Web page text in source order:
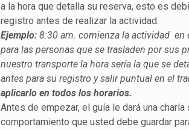
a la hora que detalla su reserva, esto es
registro antes de realizar la actividad.
Ejemplo: 8:30 am. comienza la actividad en
para las personas que se trasladen por sus
nuestro transporte la hora sería la que se
antes para su registro y salir puntual en el
aplicarlo en todos los horarios.
Antes de empezar, el guía le dará una
comportamiento que usted debe guardar